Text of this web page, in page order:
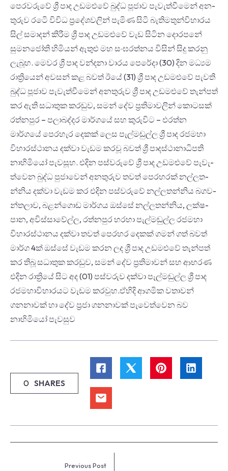
පෙර­ව­රුවේ ශ්‍රී පාද උඩ­ම­ළුවේ බුද්ධ පූජාව පැවැ­ත්වී­මෙන් අන­
තු­රුව රටෙි විවිධ ප්‍රදේ­ශ­ව­ලින් පැමිණ සිටි බැතිමතුන්විහාරය
සිල් සමා­දන් කිරීම ශ්‍රී පාද උඩ­ම­ළුවේ වැඩ සිටින දොර­පනේ
සුම­න­ජෝති හිමි­යන් ඇතුළු මහ සංඝ­ර­ත්නය විසින් සිදු කරනු
ලැබූහ. මෙවර ශ්‍රී පාද වන්දනා වාරය පෙරේදා (30) දින මධ්‍යම
රාත්‍රි­යෙන් අව­සන් කළ බවත් ඊයේ (31) ශ්‍රී පාද උඩ­ම­ළුවේ පැවති
බුද්ධ පූජාව පැවැ­ත්වී­මෙන් අන­තු­රුව ශ්‍රී පාද උඩ­ම­ළුවේ තැන්පත්
කර ඇති සධා­තුක කර­ඬුව, සමන් දේව ප්‍රති­මා­ව­ලින් කොට­සක්
රත්න­පුර – පලා­බ­ද්දර මාර්ගයේ සහ කුරු­විට – එරත්න
මාර්ගයේ පෙර­හැර දෙකක් ලෙස පැල්ම­ඬුල්ල ශ්‍රී පාද රජ­මහා
විහා­ර­ස්ථා­නය දක්වා වැඩම කරවූ බවත් ශ්‍රී පාද­ස්ථා­නා­ධි­පති
නාහි­මියෝ පැව­සූහ. එදින පස්ව­රුවේ ශ්‍රී පාද උඩ­ම­ළුවේ පැවැ­
ත්වෙන බුද්ධ පුජා­වෙන් අන­තු­රුව තවත් පෙර­හ­රක් නල්ල­ත­
න්නිය දක්වා වැඩම කර එදින පස්ව­රුවේ නල්ල­ත­න්නිය බග­ව­
න්ත­ලාව, බළ­න්ගොඩ මාර්ගය ඔස්සේ නල්ල­ත­න්නිය, ලක්ෂ­
පාන, අවි­ස්සා­වේල්ල, රත්න­පුර හරහා පැල්ම­ඬුල්ල රජ­මහා
විහා­ර­ස්ථා­නය දක්වා තවත් පෙර­හ­ර දෙකක් ගමන් ගත් බවත්
මාර්ග 4ක් ඔස්සේ වැඩම කරන ලද ශ්‍රී පාද උඩ­ම­ළුවේ තැන්පත්
කර තිබූ සධා­තුක කර­ඩුව, සමන් දේව ප්‍රති­මා­වන් සහ ආභ­රණ
එදින රාත්‍රියේ සිට අද (01) පස්ව­රුව දක්වා පැල්ම­ඬුල්ල ශ්‍රී පාද
රජ­මහාවිහාරයට වැඩම කරවුහ.ඒහිදි ආගමික වතාවන්
ගනනාවක් හා දේව ප්‍රජා ගනනාවක් පැවෙත්වෙන බව
නාහිමියෝ පැවසුව
0 SHARES
Previous Post